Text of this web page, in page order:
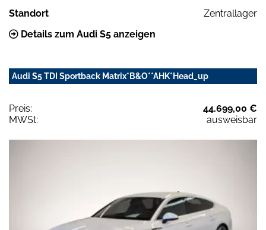
Standort
Zentrallager
Details zum Audi S5 anzeigen
Audi S5 TDI Sportback Matrix*B&O**AHK*Head_up
Preis:
44.699,00 €
MWSt:
ausweisbar